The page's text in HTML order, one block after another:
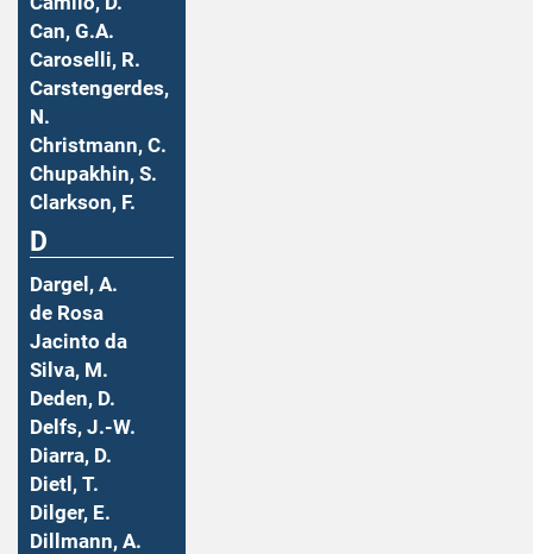
Can, G.A.
Caroselli, R.
Carstengerdes,
N.
Christmann, C.
Chupakhin, S.
Clarkson, F.
D
Dargel, A.
de Rosa
Jacinto da
Silva, M.
Deden, D.
Delfs, J.-W.
Diarra, D.
Dietl, T.
Dilger, E.
Dillmann, A.